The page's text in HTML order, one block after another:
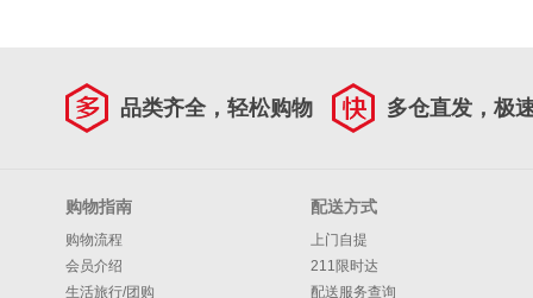
品类齐全，轻松购物 多仓直发，极
购物指南
购物流程
会员介绍
生活旅行/团购
配送方式
上门自提
211限时达
配送服务查询